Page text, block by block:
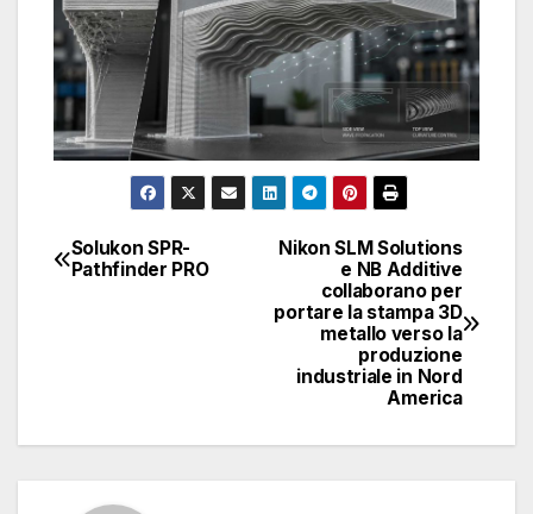
Navigazione
Nikon SLM Solutions
e NB Additive
collaborano per
portare la stampa 3D
metallo verso la
produzione
industriale in Nord
America
Solukon SPR-
Pathfinder PRO